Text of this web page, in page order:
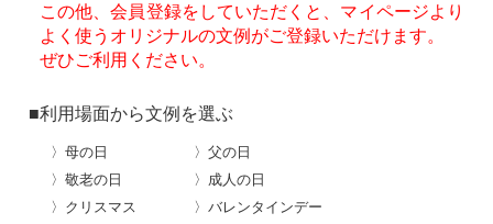
この他、会員登録をしていただくと、マイページより
よく使うオリジナルの文例がご登録いただけます。
ぜひご利用ください。
■利用場面から文例を選ぶ
〉母の日
〉父の日
〉敬老の日
〉成人の日
〉クリスマス
〉バレンタインデー